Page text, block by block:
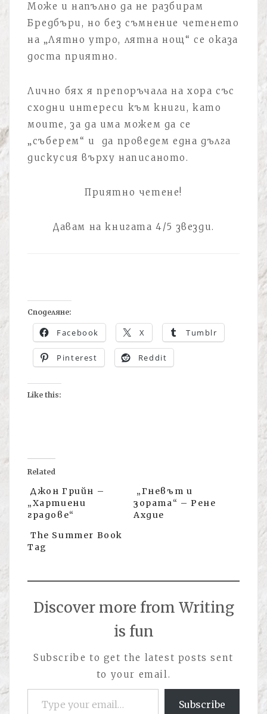
Може и напълно да не разбирам
Бредбъри, но без съмнение четенето
на „Лятно утро, лятна нощ“ се оказа
доста приятно.
Лично бях я препоръчала на хора със
сходни интереси към книги, като
моите, за да има можем да се
„съберем“ и да проведем една дълга
дискусия върху написаното.
Приятно четене!
Давам на книгата 4/5 звезди.
Споделяне:
Facebook X Tumblr
Pinterest Reddit
Like this:
Related
Джон Грийн –
„Хартиени
градове“
„Гневът и
зората“ – Рене
Ахдие
The Summer Book
Tag
Discover more from Writing
is fun
Subscribe to get the latest posts sent
to your email.
Type your email…
Subscribe